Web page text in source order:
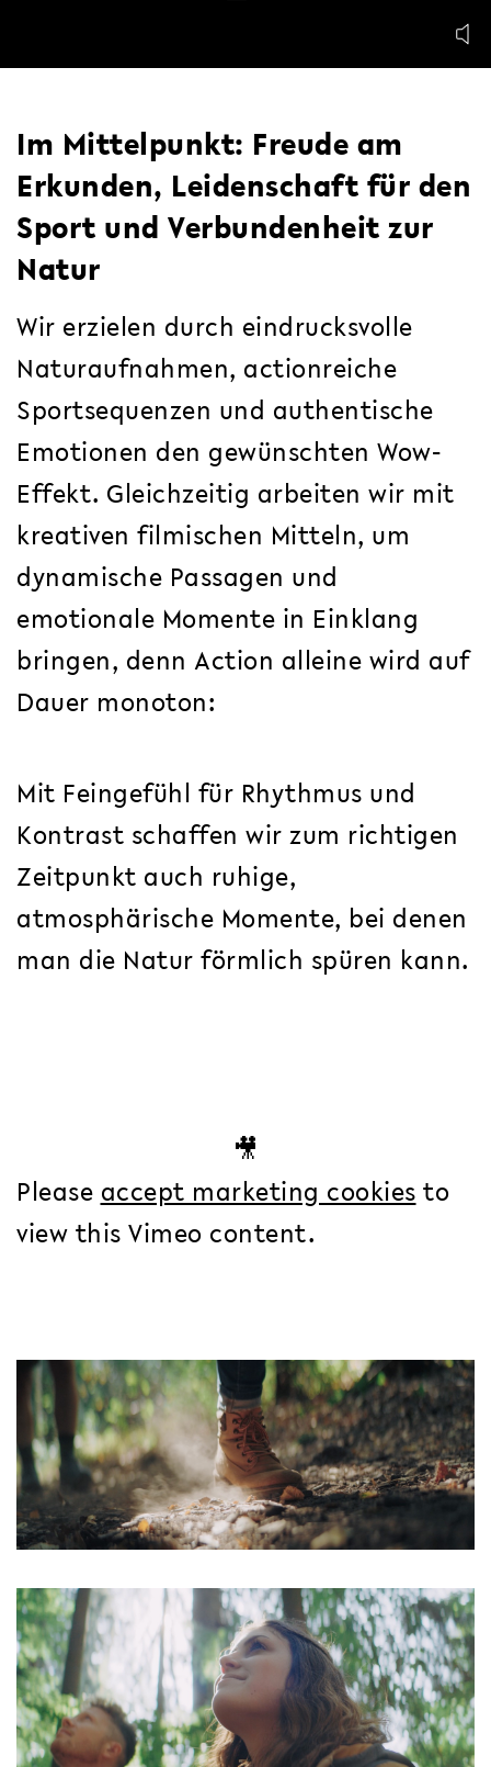
Im Mittelpunkt: Freude am
Erkunden, Leidenschaft für den
Sport und Verbundenheit zur
Natur
Wir erzielen durch eindrucksvolle
Naturaufnahmen, actionreiche
Sportsequenzen und authentische
Emotionen den gewünschten Wow-
Effekt. Gleichzeitig arbeiten wir mit
kreativen filmischen Mitteln, um
dynamische Passagen und
emotionale Momente in Einklang
bringen, denn Action alleine wird auf
Dauer monoton:
Mit Feingefühl für Rhythmus und
Kontrast schaffen wir zum richtigen
Zeitpunkt auch ruhige,
atmosphärische Momente, bei denen
man die Natur förmlich spüren kann.
🎥
Please accept marketing cookies to
view this Vimeo content.